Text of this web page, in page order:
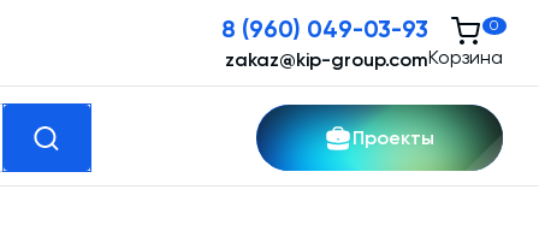
8 (960) 049-03-93
zakaz@kip-group.comКорзина
0
Проекты